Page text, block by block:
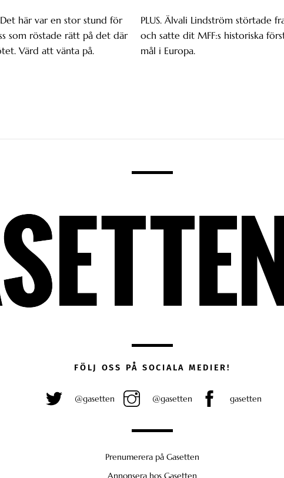
Det här var en stor stund för
som röstade rätt på det där
Värd att vänta på.
PLUS. Älvali Lindström störtade
och satte dit MFF:s historiska
mål i Europa.
FÖLJ OSS PÅ SOCIALA MEDIER!
@gasetten @gasetten gasetten
Prenumerera på Gasetten
Annonsera hos Gasetten